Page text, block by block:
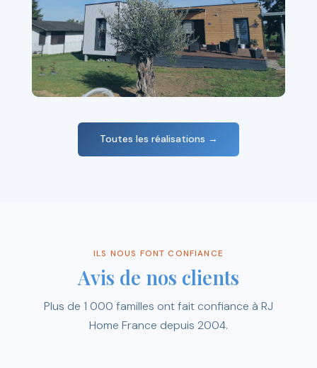
Toutes les réalisations →
ILS NOUS FONT CONFIANCE
Avis de nos clients
Plus de 1 000 familles ont fait confiance à RJ
Home France depuis 2004.